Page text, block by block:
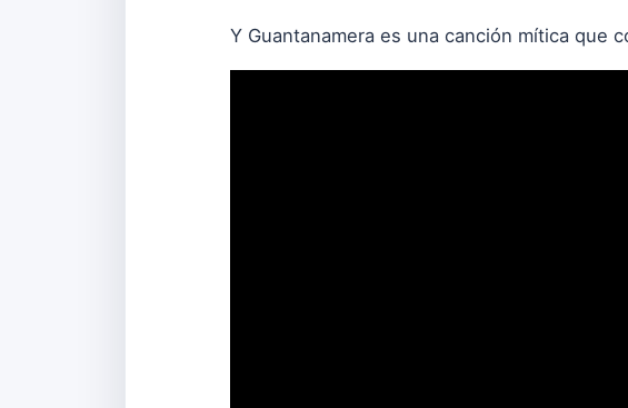
Y Guantanamera es una canción mítica que